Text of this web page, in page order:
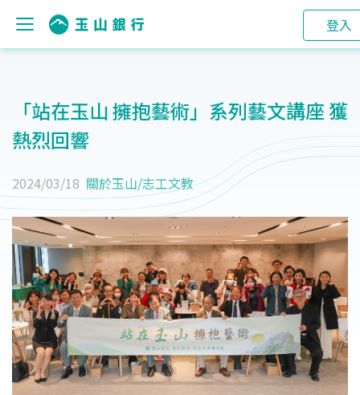
登入
「站在玉山 擁抱藝術」系列藝文講座 獲
熱烈回響
2024/03/18 關於玉山/志工文教